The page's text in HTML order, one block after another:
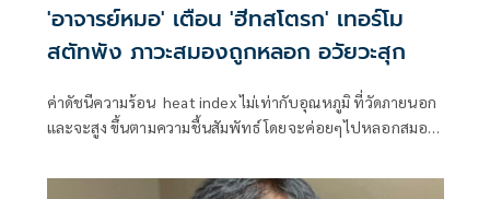
'อาจารย์หมอ' เตือน 'ฮีทสโตรก' เทอร์โม
สตัทพัง ภาวะสมองถูกหลอก อวัยวะสุก
ค่าดัชนีความร้อน heat index ไม่เท่ากับอุณหภูมิ ที่วัดภายนอก
และจะสูง ขึ้นตามความชื้นสัมพัทธ์ โดยจะค่อยๆไปหลอกสมอง